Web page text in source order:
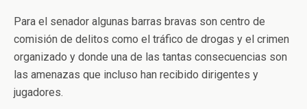
Para el senador algunas barras bravas son centro de
comisión de delitos como el tráfico de drogas y el crimen
organizado y donde una de las tantas consecuencias son
las amenazas que incluso han recibido dirigentes y
jugadores.